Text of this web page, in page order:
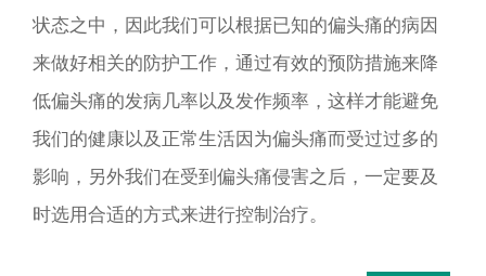
状态之中，因此我们可以根据已知的偏头痛的病因
来做好相关的防护工作，通过有效的预防措施来降
低偏头痛的发病几率以及发作频率，这样才能避免
我们的健康以及正常生活因为偏头痛而受过过多的
影响，另外我们在受到偏头痛侵害之后，一定要及
时选用合适的方式来进行控制治疗。